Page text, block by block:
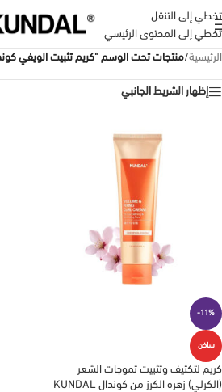
تخطي إلى التنقل
تخطي إلى المحتوى الرئيسي
الرئيسية/منتجات تحت الوسم “كريم تثبيت الويفي
إظهار الشريط الجانبي
-11%
ساخن
كريم لتكثيف وتثبيت تموجات الشعر
(الكرلي) زهره الكرز من كوندال KUNDAL